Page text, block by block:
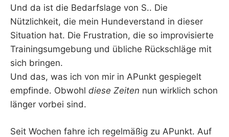
Und da ist die Bedarfslage von S.. Die
Nützlichkeit, die mein Hundeverstand in dieser
Situation hat. Die Frustration, die so improvisierte
Trainingsumgebung und übliche Rückschläge mit
sich bringen.
Und das, was ich von mir in APunkt gespiegelt
empfinde. Obwohl diese Zeiten nun wirklich schon
länger vorbei sind.
Seit Wochen fahre ich regelmäßig zu APunkt. Auf